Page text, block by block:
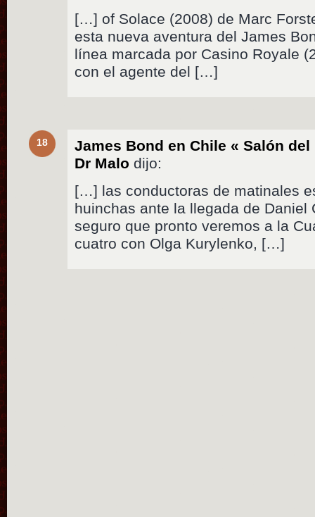
[…] of Solace (2008) de Marc
esta nueva aventura del James
línea marcada por Casino Royale
con el agente del […]
18
James Bond en Chile « Salón
Dr Malo dijo:
[…] las conductoras de matinales
huinchas ante la llegada de Daniel
seguro que pronto veremos a la
cuatro con Olga Kurylenko, […]